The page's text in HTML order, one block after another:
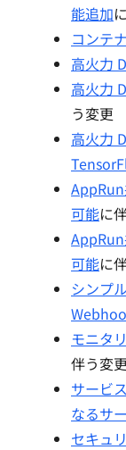
能追加
コンテ
高火力
高火力
う変更
高火力
可能に
可能に
シンプ
モニタ
伴う変更
サービ
なるサ
セキュ